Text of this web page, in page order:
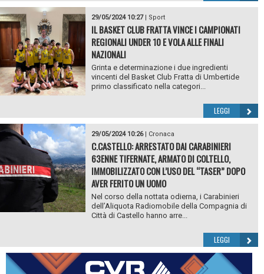
29/05/2024 10:27| Sport
IL BASKET CLUB FRATTA VINCE I CAMPIONATI
REGIONALI UNDER 10 E VOLA ALLE FINALI
NAZIONALI
Grinta e determinazione i due ingredienti
vincenti del Basket Club Fratta di Umbertide
primo classificato nella categori...
LEGGI
29/05/2024 10:26| Cronaca
C.CASTELLO: ARRESTATO DAI CARABINIERI
63ENNE TIFERNATE, ARMATO DI COLTELLO,
IMMOBILIZZATO CON L’USO DEL “TASER” DOPO
AVER FERITO UN UOMO
Nel corso della nottata odierna, i Carabinieri
dell’Aliquota Radiomobile della Compagnia di
Città di Castello hanno arre...
LEGGI